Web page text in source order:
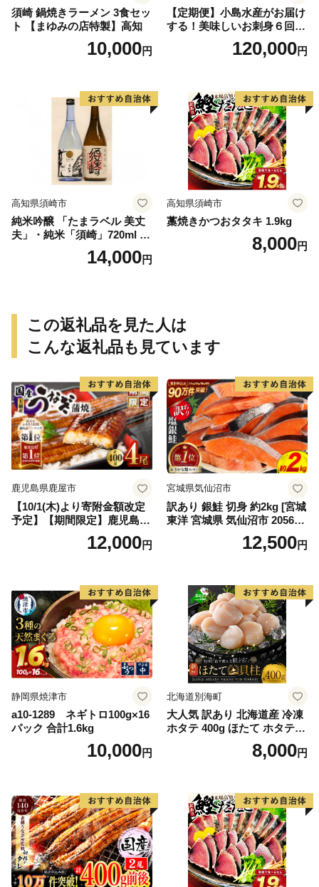
須崎 鍋焼きラーメン 3食セッ
ト 【まゆみの店特製】高知
10,000円
【定期便】小島水産がお届け
する！美味しいお刺身６回コ
120,000円
高知県須崎市
純米吟醸 「たまラベル 美丈
夫」・純米「須崎」720ml ２
本セット TH056114,000円
高知県須崎市
藁焼きかつおタタキ 1.9kg
8,000円
この返礼品を見た人は
こんな返礼品も見ています
鹿児島県鹿屋市
【10/1(木)より寄附金額改定
予定】【期間限定】鹿児島県
大隅産うなぎ蒲焼4尾（400
g） KN007-02312,000円
宮城県気仙沼市
訳あり 銀鮭 切身 約2kg [宮城
東洋 宮城県 気仙沼市 205649
91] 鮭 魚介類 海鮮 訳アリ 規
格外 不揃い さけ サケ 鮭切身
切り身 魚 わけあり
12,500円
静岡県焼津市
a10-1289 ネギトロ100g×16
パック 合計1.6kg
10,000円
北海道別海町
大人気 訳あり 北海道産 冷凍
ホタテ 400g ほたて ホタテ
8,000円